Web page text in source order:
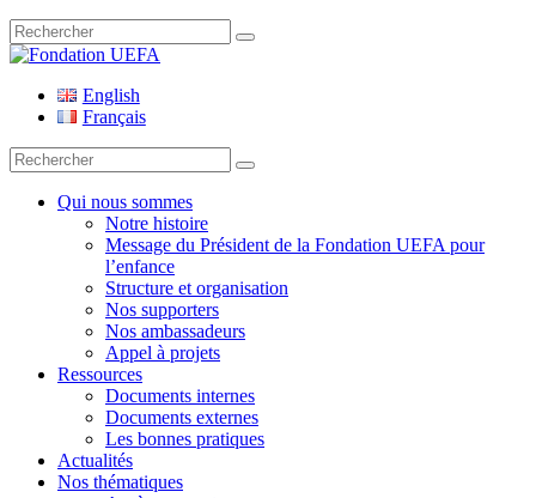
Recherche
pour
Fondation UEFA
English
Français
Recherche
pour
Qui nous sommes
Notre histoire
Message du Président de la Fondation UEFA pour
l’enfance
Structure et organisation
Nos supporters
Nos ambassadeurs
Appel à projets
Ressources
Documents internes
Documents externes
Les bonnes pratiques
Actualités
Nos thématiques